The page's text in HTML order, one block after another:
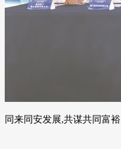
同来同安发展,共谋共同富裕